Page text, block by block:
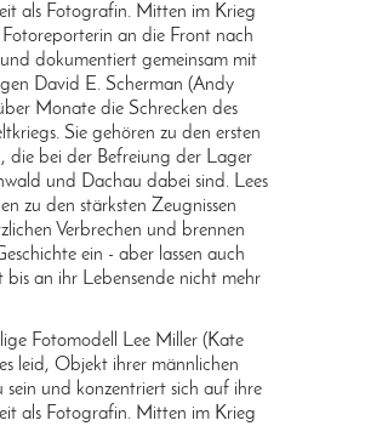
als Fotografin. Mitten im Krieg
Fotoreporterin an die Front nach
dokumentiert gemeinsam mit
David E. Scherman (Andy
Monate die Schrecken des
Sie gehören zu den ersten
die bei der Befreiung der Lager
und Dachau dabei sind. Lees
zu den stärksten Zeugnissen
Verbrechen und brennen
ein - aber lassen auch
bis an ihr Lebensende nicht mehr
Fotomodell Lee Miller (Kate
leid, Objekt ihrer männlichen
sein und konzentriert sich auf ihre
als Fotografin. Mitten im Krieg